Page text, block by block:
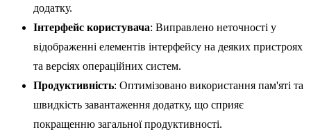
додатку.
Інтерфейс користувача: Виправлено неточності у
відображенні елементів інтерфейсу на деяких пристроях
та версіях операційних систем.
Продуктивність: Оптимізовано використання пам'яті та
швидкість завантаження додатку, що сприяє
покращенню загальної продуктивності.